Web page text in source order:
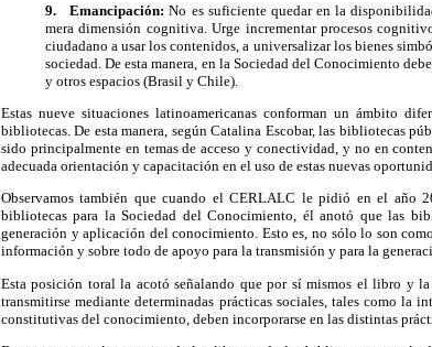
9.
Emancipación:No es suficiente quedar en la
mera dimensión cognitiva. Urge incrementar procesos
ciudadano a usar los contenidos, a universalizar los bienes
sociedad. De esta manera, en la Sociedad del Conocimiento
y otros espacios (Brasil y Chile).
Estas nueve situaciones latinoamericanas conforman un ámbito
bibliotecas. De esta manera, según Catalina Escobar, las bibliotecas
sido principalmente en temas de acceso y conectividad, y no en
adecuada orientación y capacitación en el uso de estas nuevas
Observamos también que cuando el CERLALC le pidió en el año
bibliotecas para la Sociedad del Conocimiento, él anotó que las
generación y aplicación del conocimiento. Esto es, no sólo lo son
información y sobre todo de apoyo para la transmisión y para la
Esta posición toral la acotó señalando que por sí mismos el libro y
transmitirse mediante determinadas prácticas sociales, tales como la
constitutivas del conocimiento, deben incorporarse en las distintas